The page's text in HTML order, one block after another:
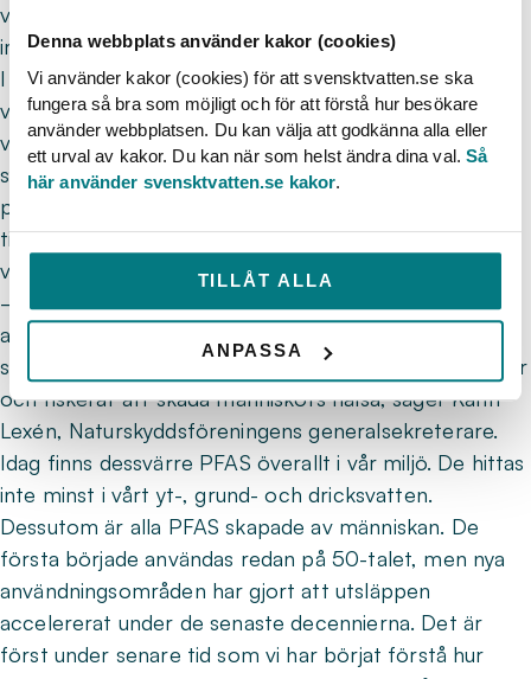
Denna webbplats använder kakor (cookies)
Vi använder kakor (cookies) för att svensktvatten.se ska
fungera så bra som möjligt och för att förstå hur besökare
använder webbplatsen. Du kan välja att godkänna alla eller
ett urval av kakor. Du kan när som helst ändra dina val.Så
här använder svensktvatten.se kakor.
TILLÅT ALLA
ANPASSA
visat sig kunna ge bland annat leverskador, försämrat
immunsystem, cancer och försämrad reproduktion.
I samband med idrottsevenemang har professionella
vallare som andats in stora mängder ånga från
vallningen drabbats av så kallad fluorfeber, med
symtom som liknar allvarlig influensa. Hur människor
påverkas på lång sikt av att andas in PFAS är inte
tillräckligt utrett, men det är belagt att professionella
vallare löper högre risk att få skador på levern.
– Vi uppmanar de svenska förbunden att arbeta
aktivt för en snabb utfasning av all flourvalla. Skidor
ska inte vallas med miljögifter som förorenar vår natur
och riskerar att skada människors hälsa, säger Karin
Lexén, Naturskyddsföreningens generalsekreterare.
Idag finns dessvärre PFAS överallt i vår miljö. De hittas
inte minst i vårt yt-, grund- och dricksvatten.
Dessutom är alla PFAS skapade av människan. De
första började användas redan på 50-talet, men nya
användningsområden har gjort att utsläppen
accelererat under de senaste decennierna. Det är
först under senare tid som vi har börjat förstå hur